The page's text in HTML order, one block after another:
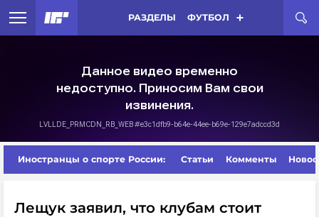
РАЗДЕЛЫ ФУТБОЛ
Иностранцы о спорте России: Статьи Комменты
Лещук заявил, что клубам стоит